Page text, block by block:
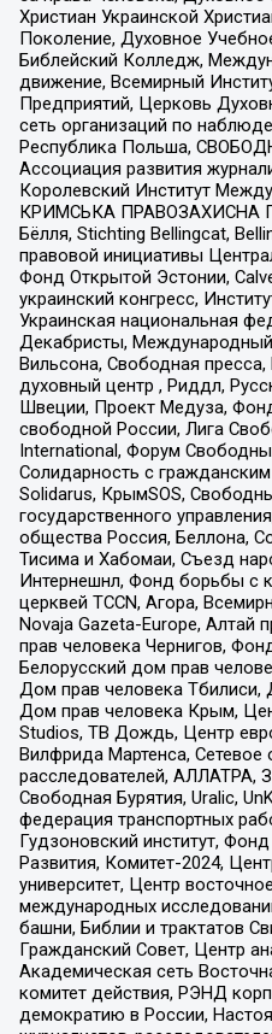
Христиан Украинской
Поколение, Духовное
Библейский Колледж,
движение, Всемирный
Предприятий, Церковь
сеть организаций по
Республика Польша,
Ассоциация развития
Королевский Институт
КРИМСЬКА ПРАВОЗАХИСНА
Бёлля, Stichting Bellingcat,
правовой инициативы
Фонд Открытой Эстонии,
украинский конгресс,
Украинская национальная
Декабристы,
Вильсона, Свободная
духовный центр , Риддл,
Швеции, Проект Медуза,
свободной России, Лига
International, Форум
Солидарность с
Solidarus, КрымSOS,
государственного
общества Россия, Беллона,
Тисима и Хабомаи, Съезд
Интернешнл, Фонд борьбы с
церквей TCCN, Агора,
Novaja Gazeta-Europe, Алтай
прав человека Чернигов,
Белорусский дом прав
Дом прав человека Тбилиси,
Дом прав человека Крым,
Studios, ТВ Дождь, Центр
Вилфрида Мартенса,
расследователей, АЛЛАТРА,
Свободная Бурятия, Uralic,
федерация транспортных
Гудзоновский институт,
Развития, Комитет-2024,
университет, Центр
международных
башни, Библии и трактатов
Гражданский Совет, Центр
Академическая сеть
комитет действия, РЭНД
демократию в России,